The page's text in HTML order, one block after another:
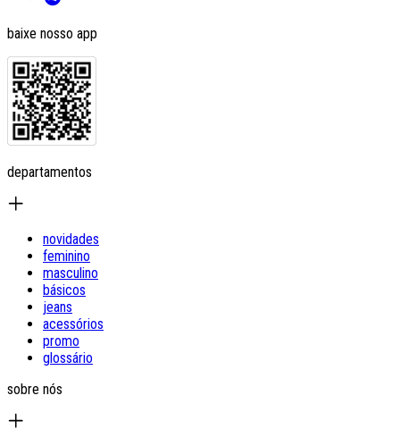
baixe nosso app
departamentos
novidades
feminino
masculino
básicos
jeans
acessórios
promo
glossário
sobre nós